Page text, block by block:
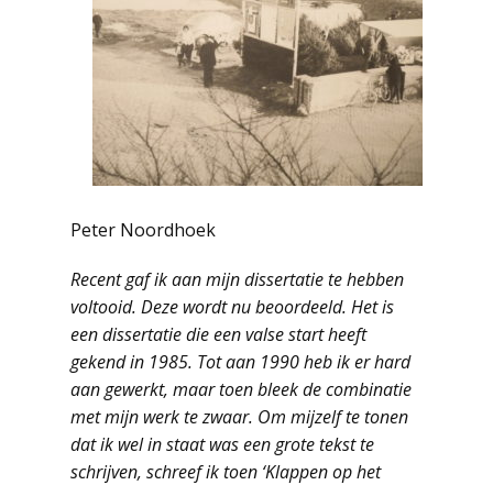
Peter Noordhoek
Recent gaf ik aan mijn dissertatie te hebben
voltooid. Deze wordt nu beoordeeld. Het is
een dissertatie die een valse start heeft
gekend in 1985. Tot aan 1990 heb ik er hard
aan gewerkt, maar toen bleek de combinatie
met mijn werk te zwaar. Om mijzelf te tonen
dat ik wel in staat was een grote tekst te
schrijven, schreef ik toen ‘Klappen op het